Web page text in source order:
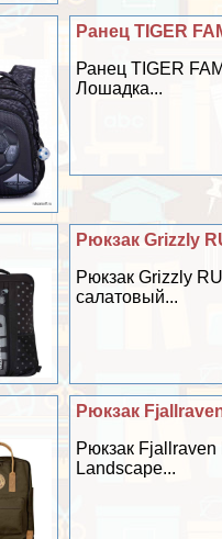
Ранец TIGER
Ранец TIGER
Лошадка...
Рюкзак Grizzly
Рюкзак Grizzly
салатовый...
Рюкзак
Рюкзак
Landscape...